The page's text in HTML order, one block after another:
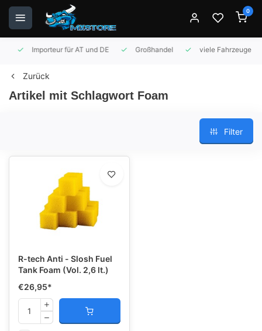
0
Importeur für AT und DE Großhandel viele Fahrzeuge auf
Zurück
Artikel mit Schlagwort Foam
Filter
R-tech Anti - Slosh Fuel
Tank Foam (Vol. 2,6 lt.)
€26,95*